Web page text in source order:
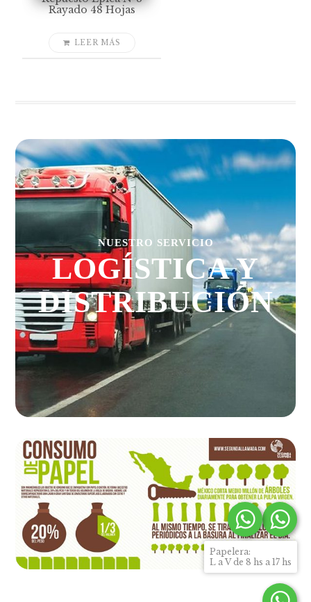
Rayado 48 Hojas
LEER MÁS
NUESTRO SERVICIO
LOGÍSTICA Y
DISTRIBUCIÓN
Papelera:
L a V de 8 hs a 17 hs